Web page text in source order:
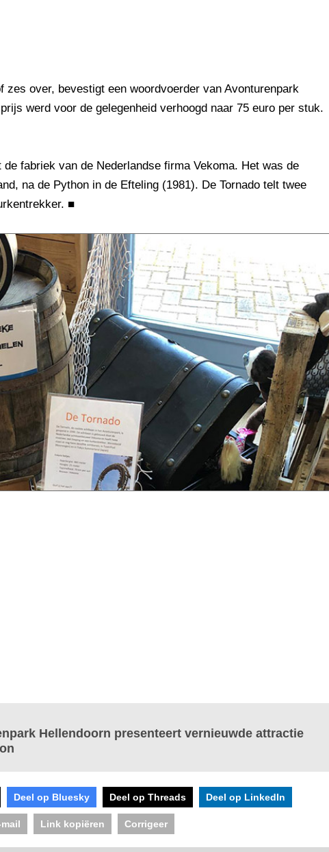
zes over, bevestigt een woordvoerder van Avonturenpark
werd voor de gelegenheid verhoogd naar 75 euro per stuk.
de fabriek van de Nederlandse firma Vekoma. Het was de
na de Python in de Efteling (1981). De Tornado telt twee
■
Hellendoorn presenteert vernieuwde attractie
Deel op Bluesky Deel op Threads Deel op LinkedIn
Link kopiëren Corrigeer